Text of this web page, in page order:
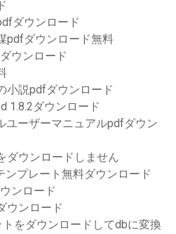
ダウンロード
pdfダウンロード無料
ウンロード
小説pdfダウンロード
1.8.2ダウンロード
ユーザーマニュアルpdfダウン
ダウンロードしません
ンプレート無料ダウンロード
ンロード
ウンロード
をダウンロードしてdbに変換